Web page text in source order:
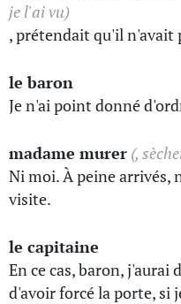
je l'ai vu)
, prétendait qu'il n'avait
le baron
Je n'ai point donné
madame murer (,
Ni moi. À peine arrivés,
visite.
le capitaine
En ce cas, baron,
d'avoir forcé la porte, si